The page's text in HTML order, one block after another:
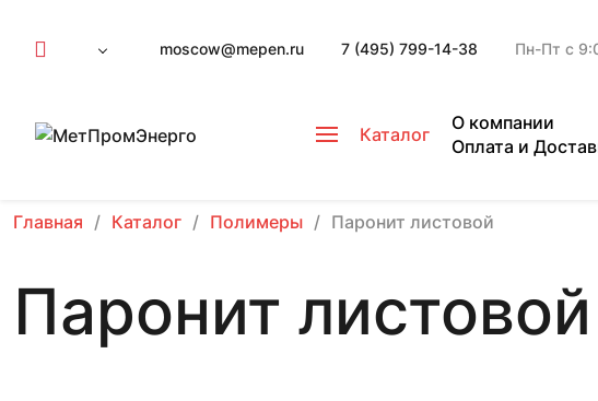
moscow@mepen.ru 7 (495) 799-14-38 Пн-Пт с
Каталог
О компании
Оплата и
Главная Каталог Полимеры Паронит листовой
Паронит листовой